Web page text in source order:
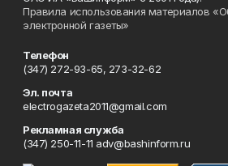
Правила использования материалов
электронной газеты»
Телефон
(347) 272-93-65, 273-32-62
Эл. почта
electrogazeta2011@gmail.com
Рекламная служба
(347) 250-11-11 adv@bashinform.ru